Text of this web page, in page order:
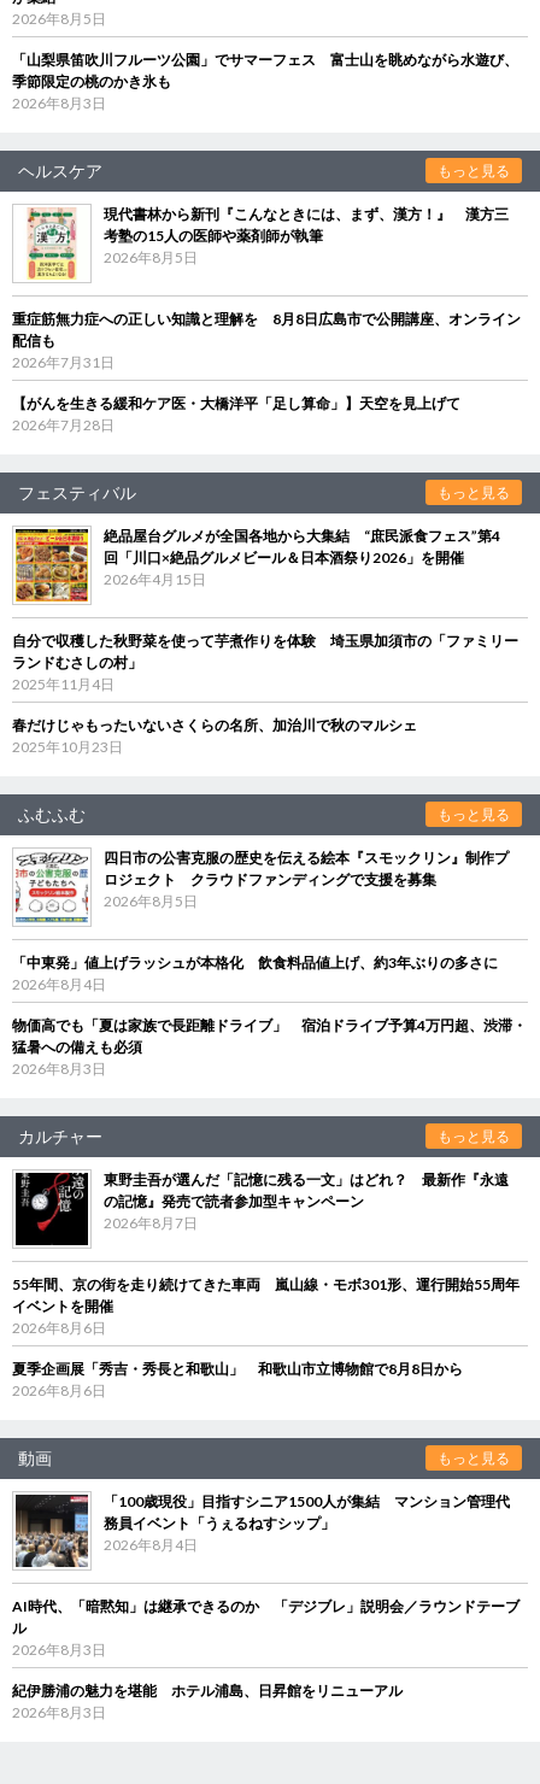
2026年8月5日
「山梨県笛吹川フルーツ公園」でサマーフェス 富士山を眺めながら水遊び、
季節限定の桃のかき氷も
2026年8月3日
ヘルスケア もっと見る
現代書林から新刊『こんなときには、まず、漢方！』 漢方三
考塾の15人の医師や薬剤師が執筆
2026年8月5日
重症筋無力症への正しい知識と理解を 8月8日広島市で公開講座、オンライン
配信も
2026年7月31日
【がんを生きる緩和ケア医・大橋洋平「足し算命」】天空を見上げて
2026年7月28日
フェスティバル もっと見る
絶品屋台グルメが全国各地から大集結 “庶民派食フェス”第4
回「川口×絶品グルメビール＆日本酒祭り2026」を開催
2026年4月15日
自分で収穫した秋野菜を使って芋煮作りを体験 埼玉県加須市の「ファミリー
ランドむさしの村」
2025年11月4日
春だけじゃもったいないさくらの名所、加治川で秋のマルシェ
2025年10月23日
ふむふむ もっと見る
四日市の公害克服の歴史を伝える絵本『スモックリン』制作プ
ロジェクト クラウドファンディングで支援を募集
2026年8月5日
「中東発」値上げラッシュが本格化 飲食料品値上げ、約3年ぶりの多さに
2026年8月4日
物価高でも「夏は家族で長距離ドライブ」 宿泊ドライブ予算4万円超、渋滞・
猛暑への備えも必須
2026年8月3日
カルチャー もっと見る
東野圭吾が選んだ「記憶に残る一文」はどれ？ 最新作『永遠
の記憶』発売で読者参加型キャンペーン
2026年8月7日
55年間、京の街を走り続けてきた車両 嵐山線・モボ301形、運行開始55周年
イベントを開催
2026年8月6日
夏季企画展「秀吉・秀長と和歌山」 和歌山市立博物館で8月8日から
2026年8月6日
動画 もっと見る
「100歳現役」目指すシニア1500人が集結 マンション管理代
務員イベント「うぇるねすシップ」
2026年8月4日
AI時代、「暗黙知」は継承できるのか 「デジブレ」説明会／ラウンドテーブ
ル
2026年8月3日
紀伊勝浦の魅力を堪能 ホテル浦島、日昇館をリニューアル
2026年8月3日